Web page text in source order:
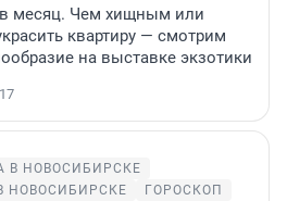
месяц. Чем хищным или
квартиру — смотрим
на выставке экзотики
17
В НОВОСИБИРСКЕ
НОВОСИБИРСКЕ
ГОРОСКОП